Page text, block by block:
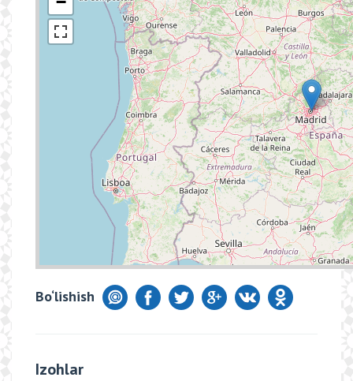
Bo‘lishish
Izohlar